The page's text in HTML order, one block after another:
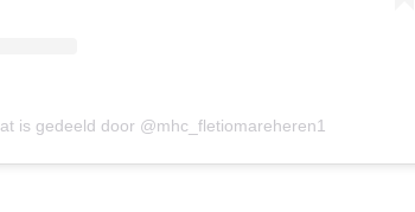
is gedeeld door @mhc_fletiomareheren1